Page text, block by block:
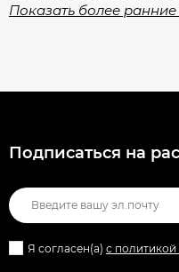
Показать более
Подписаться на
Я согласен(a) с